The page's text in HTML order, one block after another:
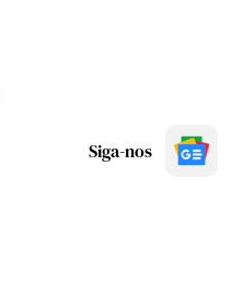
Siga-nos